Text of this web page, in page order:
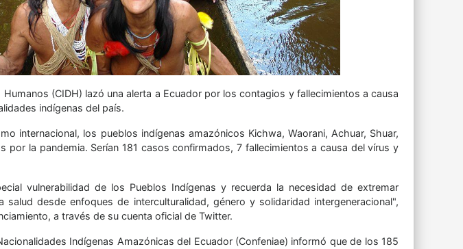
(CIDH) lazó una alerta a Ecuador por los contagios y fallecimientos a causa
indígenas del país.
internacional, los pueblos indígenas amazónicos Kichwa, Waorani, Achuar, Shuar,
por la pandemia. Serían 181 casos confirmados, 7 fallecimientos a causa del vírus y
vulnerabilidad de los Pueblos Indígenas y recuerda la necesidad de extremar
desde enfoques de interculturalidad, género y solidaridad intergeneracional",
a través de su cuenta oficial de Twitter.
Indígenas Amazónicas del Ecuador (Confeniae) informó que de los 185